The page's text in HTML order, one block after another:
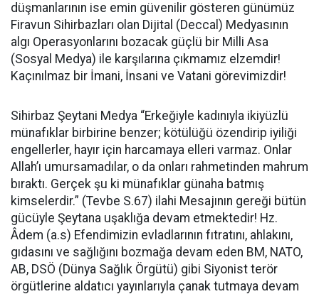
düşmanlarının ise emin güvenilir gösteren günümüz
Firavun Sihirbazları olan Dijital (Deccal) Medyasının
algı Operasyonlarını bozacak güçlü bir Milli Asa
(Sosyal Medya) ile karşılarına çıkmamız elzemdir!
Kaçınılmaz bir İmani, İnsani ve Vatani görevimizdir!
Sihirbaz Şeytani Medya “Erkeğiyle kadınıyla ikiyüzlü
münafıklar birbirine benzer; kötülüğü özendirip iyiliği
engellerler, hayır için harcamaya elleri varmaz. Onlar
Allah’ı umursamadılar, o da onları rahmetinden mahrum
bıraktı. Gerçek şu ki münafıklar günaha batmış
kimselerdir.” (Tevbe S.67) ilahi Mesajının gereği bütün
gücüyle Şeytana uşaklığa devam etmektedir! Hz.
Âdem (a.s) Efendimizin evladlarının fıtratını, ahlakını,
gıdasını ve sağlığını bozmağa devam eden BM, NATO,
AB, DSÖ (Dünya Sağlık Örgütü) gibi Siyonist terör
örgütlerine aldatıcı yayınlarıyla çanak tutmaya devam